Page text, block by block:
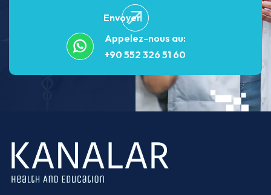
Envoyer
Appelez-nous au:
+90 552 326 51 60